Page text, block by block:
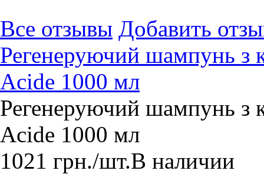
Все отзывы Добавить
Регенеруючий шампунь з
Acide 1000 мл
Регенеруючий шампунь з
Acide 1000 мл
1021 грн./шт.В наличии